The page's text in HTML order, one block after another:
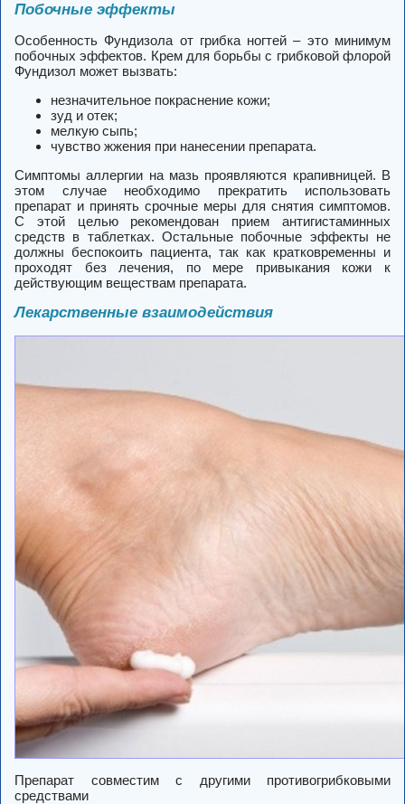
Побочные эффекты
Особенность Фундизола от грибка ногтей – это минимум
побочных эффектов. Крем для борьбы с грибковой флорой
Фундизол может вызвать:
незначительное покраснение кожи;
зуд и отек;
мелкую сыпь;
чувство жжения при нанесении препарата.
Симптомы аллергии на мазь проявляются крапивницей. В
этом случае необходимо прекратить использовать
препарат и принять срочные меры для снятия симптомов.
С этой целью рекомендован прием антигистаминных
средств в таблетках. Остальные побочные эффекты не
должны беспокоить пациента, так как кратковременны и
проходят без лечения, по мере привыкания кожи к
действующим веществам препарата.
Лекарственные взаимодействия
Препарат совместим с другими противогрибковыми
средствами